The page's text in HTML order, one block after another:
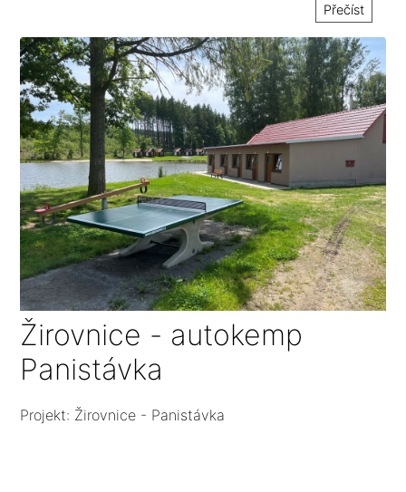
Přečíst
Žirovnice - autokemp
Panistávka
Projekt: Žirovnice - Panistávka